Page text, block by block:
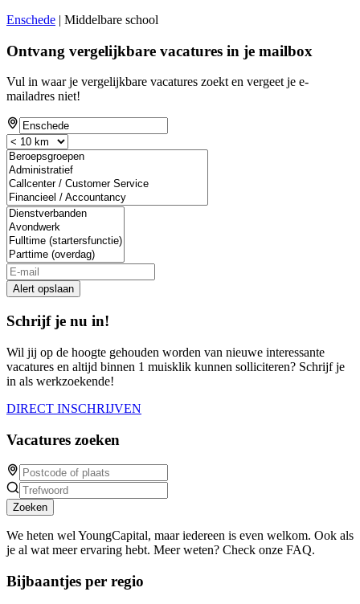
Enschede | Middelbare school
Ontvang vergelijkbare vacatures in je mailbox
Vul in waar je vergelijkbare vacatures zoekt en vergeet je e-
mailadres niet!
Alert opslaan
Schrijf je nu in!
Wil jij op de hoogte gehouden worden van nieuwe interessante
vacatures en altijd binnen 1 muisklik kunnen solliciteren? Schrijf je
in als werkzoekende!
DIRECT INSCHRIJVEN
Vacatures zoeken
Zoeken
We heten wel YoungCapital, maar iedereen is even welkom. Ook als
je al wat meer ervaring hebt. Meer weten? Check onze FAQ.
Bijbaantjes per regio